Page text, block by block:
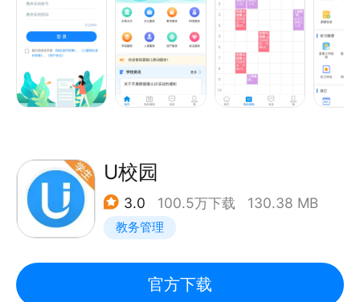
教、查看评教结果、重修查询、学业进展、异动申请、
教材对账、等级考试报名、调课申请、监考安排、考场
记录、查看学生成绩、教学工作量、班级课表等。 (3)
定制服务：按学校需求定制开发。
U校园
3.0 100.5万下载 130.38 MB
教务管理
官方下载